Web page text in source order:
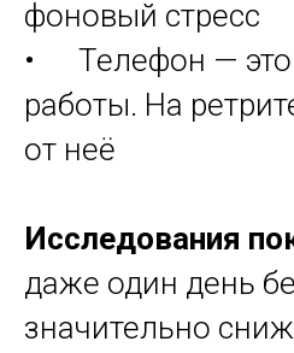
фоновый стресс
• Телефон — это
работы. На
от неё
Исследования
даже один день
значительно